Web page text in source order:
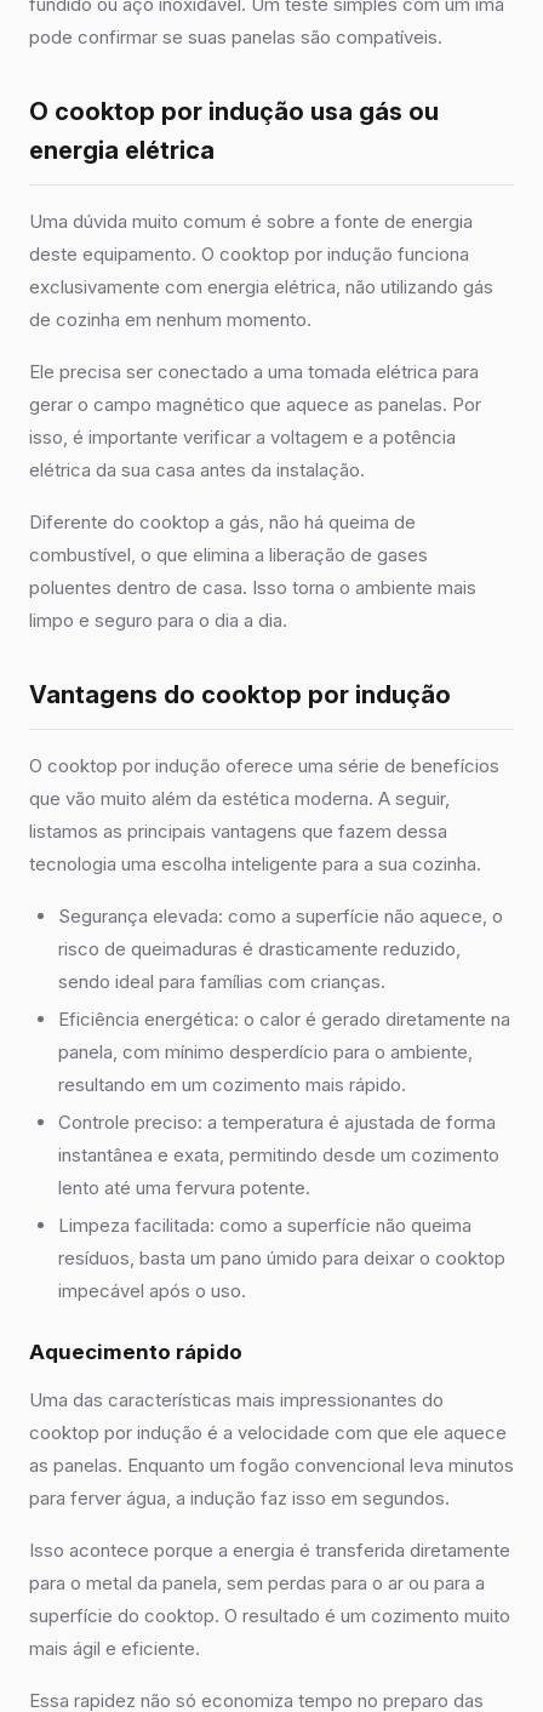
pode confirmar se suas panelas são compatíveis.
O cooktop por indução usa gás ou
energia elétrica
Uma dúvida muito comum é sobre a fonte de energia
deste equipamento. O cooktop por indução funciona
exclusivamente com energia elétrica, não utilizando gás
de cozinha em nenhum momento.
Ele precisa ser conectado a uma tomada elétrica para
gerar o campo magnético que aquece as panelas. Por
isso, é importante verificar a voltagem e a potência
elétrica da sua casa antes da instalação.
Diferente do cooktop a gás, não há queima de
combustível, o que elimina a liberação de gases
poluentes dentro de casa. Isso torna o ambiente mais
limpo e seguro para o dia a dia.
Vantagens do cooktop por indução
O cooktop por indução oferece uma série de benefícios
que vão muito além da estética moderna. A seguir,
listamos as principais vantagens que fazem dessa
tecnologia uma escolha inteligente para a sua cozinha.
Segurança elevada: como a superfície não aquece, o
risco de queimaduras é drasticamente reduzido,
sendo ideal para famílias com crianças.
Eficiência energética: o calor é gerado diretamente na
panela, com mínimo desperdício para o ambiente,
resultando em um cozimento mais rápido.
Controle preciso: a temperatura é ajustada de forma
instantânea e exata, permitindo desde um cozimento
lento até uma fervura potente.
Limpeza facilitada: como a superfície não queima
resíduos, basta um pano úmido para deixar o cooktop
impecável após o uso.
Aquecimento rápido
Uma das características mais impressionantes do
cooktop por indução é a velocidade com que ele aquece
as panelas. Enquanto um fogão convencional leva minutos
para ferver água, a indução faz isso em segundos.
Isso acontece porque a energia é transferida diretamente
para o metal da panela, sem perdas para o ar ou para a
superfície do cooktop. O resultado é um cozimento muito
mais ágil e eficiente.
Essa rapidez não só economiza tempo no preparo das